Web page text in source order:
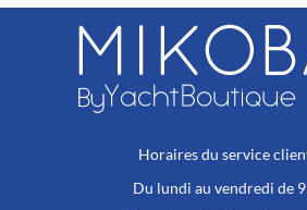
produit
Horaires du service
Du lundi au vendredi de